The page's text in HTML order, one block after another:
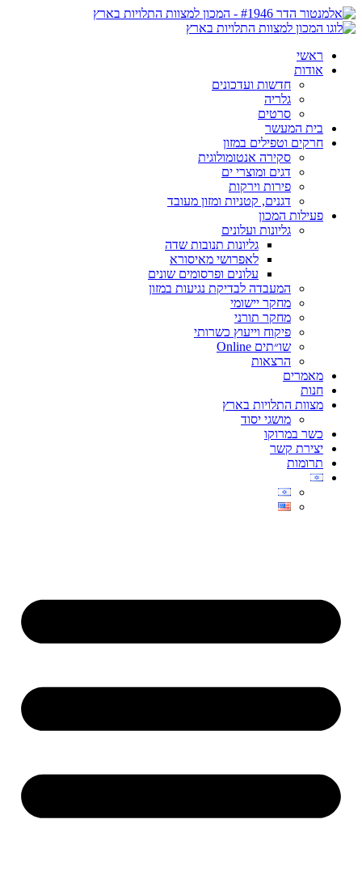
ראשי
אודות
חדשות ועדכונים
גלריה
סרטים
בית המעשר
חרקים וטפילים במזון
סקירה אנטומולוגית
דגים ומוצרי ים
פירות וירקות
דגנים, קטניות ומזון מעובד
פעילות המכון
גליונות ועלונים
גליונות תנובות שדה
לאפרושי מאיסורא
עלונים ופרסומים שונים
המעבדה לבדיקת נגיעות במזון
מחקר יישומי
מחקר תורני
פיקוח וייעוץ כשרותי
שו״תים Online
הרצאות
מאמרים
חנות
מצוות התלויות בארץ
מושגי יסוד
כשר במרוקו
יצירת קשר
תרומות